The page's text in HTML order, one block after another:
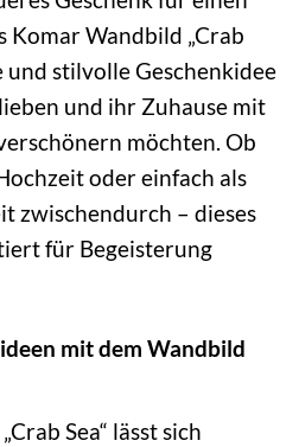
Komar Wandbild „Crab
und stilvolle Geschenkidee
und ihr Zuhause mit
möchten. Ob
oder einfach als
zwischendurch – dieses
für Begeisterung
mit dem Wandbild
Sea“ lässt sich